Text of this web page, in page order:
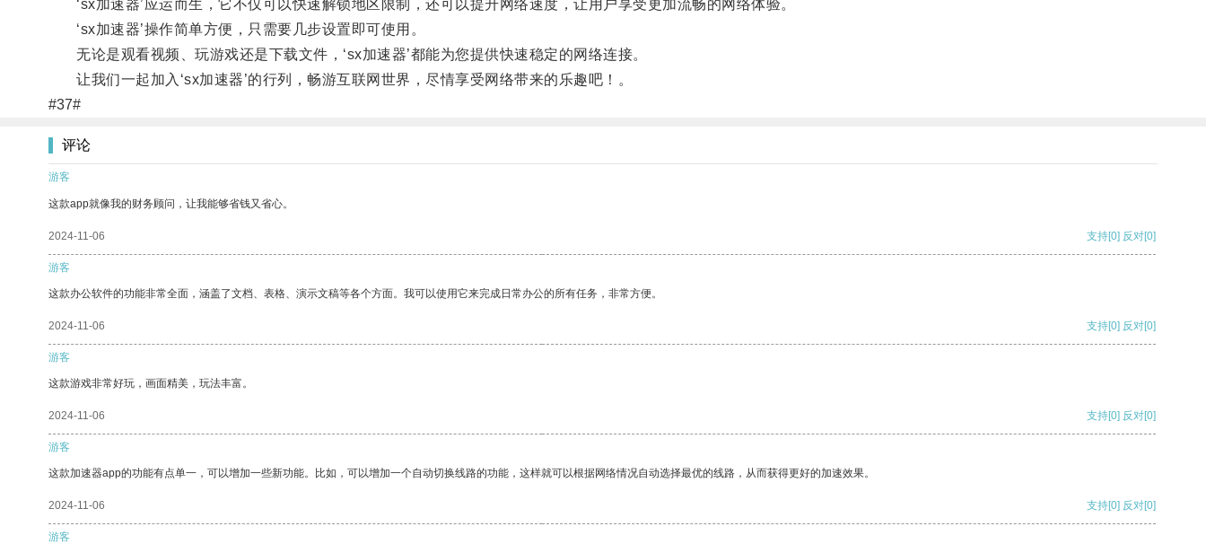
‘sx加速器’应运而生，它不仅可以快速解锁地区限制，还可以提升网络速度，让用户享受更加流畅的网络体验。
‘sx加速器’操作简单方便，只需要几步设置即可使用。
无论是观看视频、玩游戏还是下载文件，‘sx加速器’都能为您提供快速稳定的网络连接。
让我们一起加入‘sx加速器’的行列，畅游互联网世界，尽情享受网络带来的乐趣吧！。
#37#
评论
游客
这款app就像我的财务顾问，让我能够省钱又省心。
2024-11-06 支持[0] 反对[0]
游客
这款办公软件的功能非常全面，涵盖了文档、表格、演示文稿等各个方面。我可以使用它来完成日常办公的所有任务，非常方便。
2024-11-06 支持[0] 反对[0]
游客
这款游戏非常好玩，画面精美，玩法丰富。
2024-11-06 支持[0] 反对[0]
游客
这款加速器app的功能有点单一，可以增加一些新功能。比如，可以增加一个自动切换线路的功能，这样就可以根据网络情况自动选择最优的线路，从而获得更好的加速效果。
2024-11-06 支持[0] 反对[0]
游客